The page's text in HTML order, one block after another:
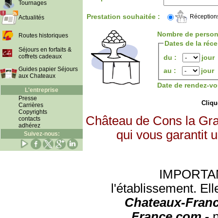
Tournages
Actualités
Routes historiques
Séjours en forfaits &
coffrets cadeaux
Guides papier Séjours
aux Chateaux
L'entreprise
Presse
Carrières
Copyrights
contacts
adhérez
Suivez-nous:
Prestation souhaitée :
Nombre de
Dates de la
du :
jour
au :
jour
Date de rendez-
Château de Cons la
qui vous garantit
l'établissement.
Chateaux-